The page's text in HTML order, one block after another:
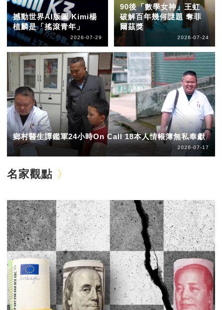
撼動世界AI版圖 Kimi楊
植麟是「搖滾青年」
2026-07-29
90後「數學女神」王虹
破解百年幾何謎題 奪菲
爾茲獎
2026-07-24
鄉村醫生譚鑑軍24小時On Call 18本人情帳簿無私奉獻
2026-07-17
名家觀點